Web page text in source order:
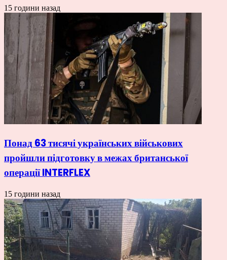
15 години назад
Понад 63 тисячі українських військових
пройшли підготовку в межах британської
операції INTERFLEX
15 години назад